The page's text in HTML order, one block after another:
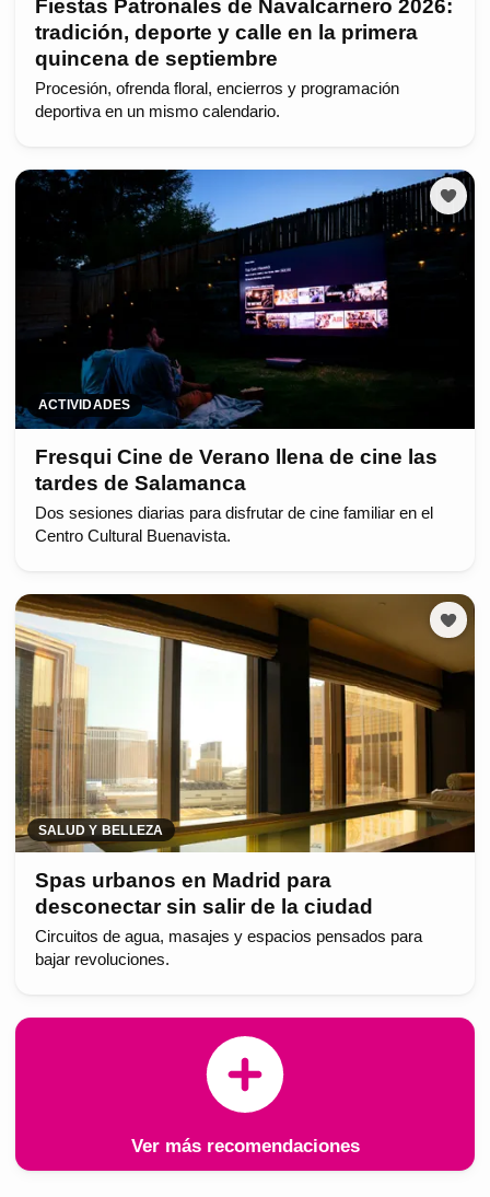
Fiestas Patronales de Navalcarnero 2026:
tradición, deporte y calle en la primera
quincena de septiembre
Procesión, ofrenda floral, encierros y programación
deportiva en un mismo calendario.
ACTIVIDADES
Fresqui Cine de Verano llena de cine las
tardes de Salamanca
Dos sesiones diarias para disfrutar de cine familiar en el
Centro Cultural Buenavista.
SALUD Y BELLEZA
Spas urbanos en Madrid para
desconectar sin salir de la ciudad
Circuitos de agua, masajes y espacios pensados para
bajar revoluciones.
Ver más recomendaciones